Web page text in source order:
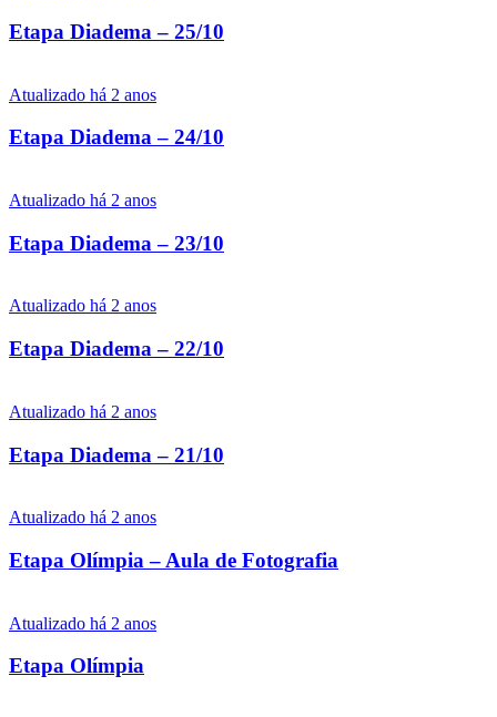
Etapa Diadema – 25/10
Atualizado há 2 anos
Etapa Diadema – 24/10
Atualizado há 2 anos
Etapa Diadema – 23/10
Atualizado há 2 anos
Etapa Diadema – 22/10
Atualizado há 2 anos
Etapa Diadema – 21/10
Atualizado há 2 anos
Etapa Olímpia – Aula de Fotografia
Atualizado há 2 anos
Etapa Olímpia